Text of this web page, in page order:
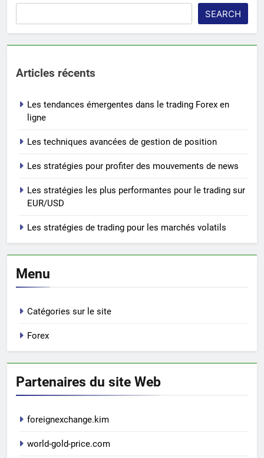
SEARCH
Articles récents
Les tendances émergentes dans le trading Forex en
ligne
Les techniques avancées de gestion de position
Les stratégies pour profiter des mouvements de news
Les stratégies les plus performantes pour le trading sur
EUR/USD
Les stratégies de trading pour les marchés volatils
Menu
Catégories sur le site
Forex
Partenaires du site Web
foreignexchange.kim
world-gold-price.com